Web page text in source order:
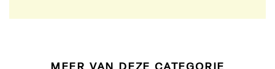
MEER VAN DEZE CATEGORIE